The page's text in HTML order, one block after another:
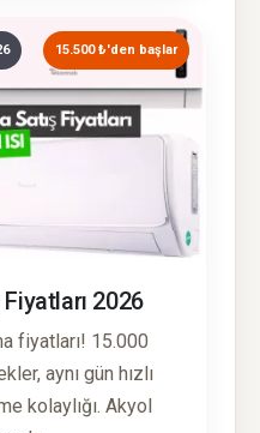
15.500 ₺'den başlar
2026
fiyatları! 15.000
aynı gün hızlı
kolaylığı. Akyol